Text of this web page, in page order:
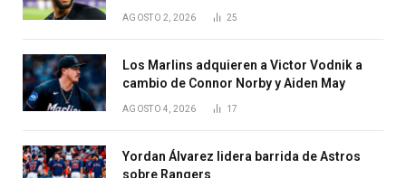
AGOSTO 2, 2026 25
Los Marlins adquieren a Victor Vodnik a
cambio de Connor Norby y Aiden May
AGOSTO 4, 2026 17
Yordan Álvarez lidera barrida de Astros
sobre Rangers